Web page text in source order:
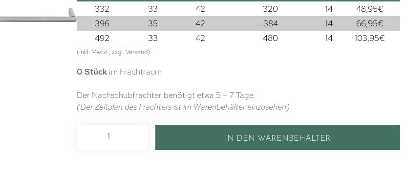
332
33 42 320 14 48,95€
396
35 42 384 14 66,95€
492
33 42 480 14 103,95€
(inkl. MwSt., zzgl. Versand)
0 Stück im Frachtraum
Der Nachschubfrachter benötigt etwa 5 – 7 Tage.
(Der Zeitplan des Frachters ist im Warenbehälter einzusehen)
IN DEN WARENBEHÄLTER